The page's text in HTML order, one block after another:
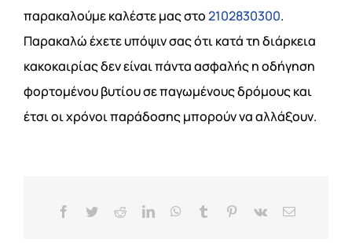
ΤΙΜΕΣ
ΕΠΙΚΟΙΝΩΝΙΑ
Blog
παρακαλούμε καλέστε μας στο2102830300.
Παρακαλώ έχετε υπόψιν σας ότι κατά τη διάρκεια
κακοκαιρίας δεν είναι πάντα ασφαλής η οδήγηση
φορτομένου βυτίου σε παγωμένους δρόμους και
έτσι οι χρόνοι παράδοσης μπορούν να αλλάξουν.
Facebook
TwitterRedditLinkedInWhatsApp
Tumblr Pinterest
Vk Email